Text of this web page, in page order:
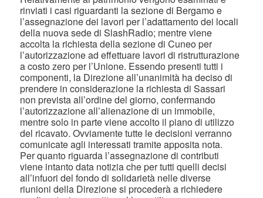
rinviati i casi riguardanti la sezione di Bergamo e
l’assegnazione dei lavori per l’adattamento dei locali
della nuova sede di SlashRadio; mentre viene
accolta la richiesta della sezione di Cuneo per
l’autorizzazione ad effettuare lavori di ristrutturazione
a costo zero per l’Unione. Essendo presenti tutti i
componenti, la Direzione all’unanimità ha deciso di
prendere in considerazione la richiesta di Sassari
non prevista all’ordine del giorno, confermando
l’autorizzazione all’alienazione di un immobile,
mentre solo in parte viene accolto il piano di utilizzo
del ricavato. Ovviamente tutte le decisioni verranno
comunicate agli interessati tramite apposita nota.
Per quanto riguarda l’assegnazione di contributi
viene intanto data notizia che per tutti quelli decisi
all’infuori del fondo di solidarietà nelle diverse
riunioni della Direzione si procederà a richiedere